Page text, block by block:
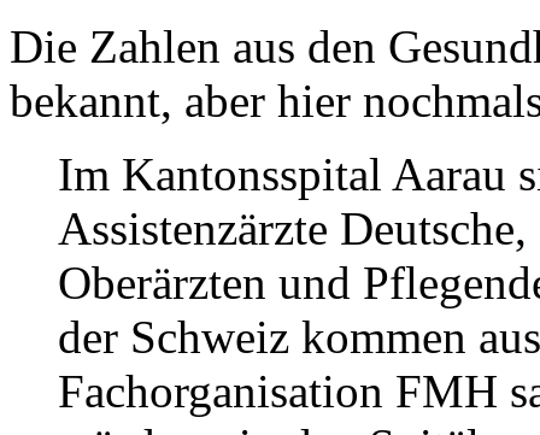
Die Zahlen aus den
bekannt, aber hier
Im Kantonsspital Aarau
Assistenzärzte
Oberärzten und
der Schweiz kommen
Fachorganisation FMH